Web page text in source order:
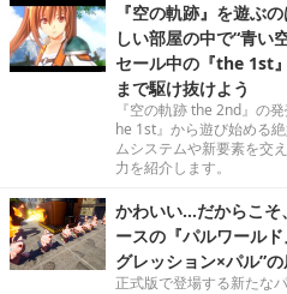
『空の軌跡』を遊ぶ
しい部屋の中で“青い
セール中の『the 1st
まで駆け抜けよう
『空の軌跡 the 2nd』の
he 1st』から遊び始める
ムシステムや新要素を交
力を紹介します。
かわいい…だからこそ
ースの『パルワール
グレッション×パル”
正式版で登場する新たな